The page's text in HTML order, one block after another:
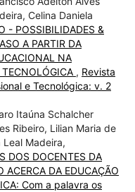
Celina Daniela
- POSSIBILIDADES &
A PARTIR DA
NA
, Revista
e Tecnológica: v. 2
Itaúna Schalcher
Ribeiro, Lilian Maria de
Leal Madeira,
DOS DOCENTES DA
ACERCA DA EDUCAÇÃO
Com a palavra os